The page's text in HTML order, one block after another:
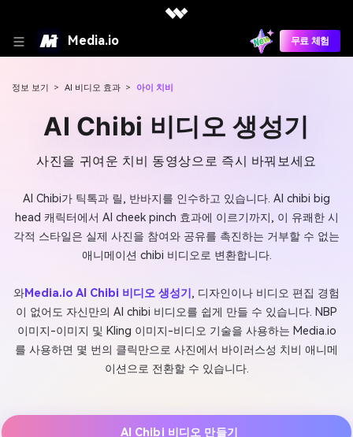
Media.io 무료 체험
정보 보기 > AI 비디오 효과 > 아이 치비
AI Chibi 비디오 생성기
사진을 귀여운 치비 동영상으로 즉시 바꿔보세요
AI Chibi가 틱톡과 릴, 반바지를 인수하고 있습니다. AI chibi big
head 캐릭터에서 AI cheek pinch 효과에 이르기까지, 이 유쾌한 시
각적 스타일은 실제 사진을 참여와 공유를 촉진하는 거부할 수 없는
애니메이션 chibi 비디오로 변환합니다.
와Media.io AI Chibi 비디오 생성기 , 디자인이나 비디오 편집 경험
이 없어도 자신만의 AI chibi 비디오를 쉽게 만들 수 있습니다. NBP
이미지-이미지 및 Kling 이미지-비디오 기술을 사용하는 Media.io
를 사용하면 몇 번의 클릭만으로 사진에서 바이러스성 치비 애니메
이션으로 전환할 수 있습니다.
AI Chibi 비디오 만들기